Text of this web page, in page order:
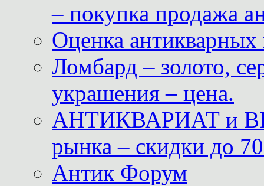
– покупка продажа
Оценка антикварных
Ломбард – золото,
украшения – цена.
АНТИКВАРИАТ и
рынка – скидки до
Антик Форум